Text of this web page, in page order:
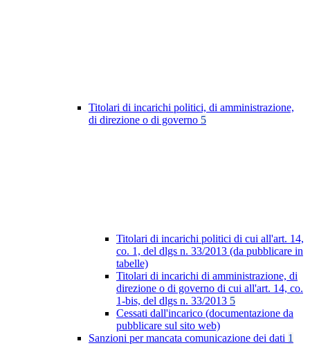
Titolari di incarichi politici, di amministrazione,
di direzione o di governo 5
Titolari di incarichi politici di cui all'art. 14,
co. 1, del dlgs n. 33/2013 (da pubblicare in
tabelle)
Titolari di incarichi di amministrazione, di
direzione o di governo di cui all'art. 14, co.
1-bis, del dlgs n. 33/2013 5
Cessati dall'incarico (documentazione da
pubblicare sul sito web)
Sanzioni per mancata comunicazione dei dati 1